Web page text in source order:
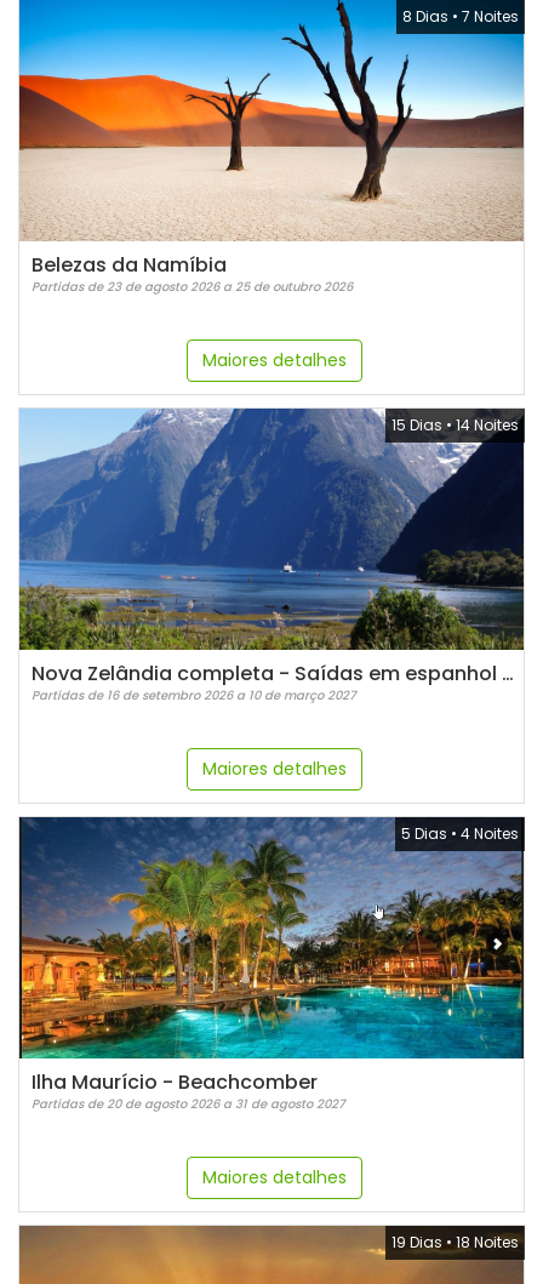
8 Dias • 7 Noites
Belezas da Namíbia
Partidas de 23 de agosto 2026 a 25 de outubro 2026
Maiores detalhes
15 Dias •14 Noites
Nova Zelândia completa - Saídas em espanhol (2026/2027)
Partidas de 16 de setembro 2026 a 10 de março 2027
Maiores detalhes
5 Dias • 4 Noites
Ilha Maurício - Beachcomber
Partidas de 20 de agosto 2026 a 31 de agosto 2027
Maiores detalhes
19 Dias • 18 Noites